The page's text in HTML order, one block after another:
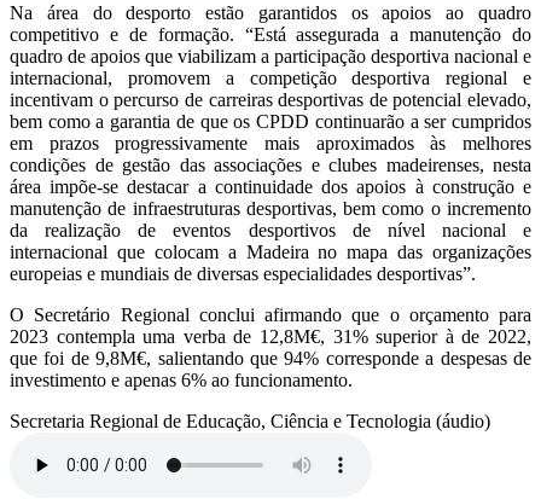
Na área do desporto estão garantidos os apoios ao quadro
competitivo e de formação. “Está assegurada a manutenção do
quadro de apoios que viabilizam a participação desportiva nacional e
internacional, promovem a competição desportiva regional e
incentivam o percurso de carreiras desportivas de potencial elevado,
bem como a garantia de que os CPDD continuarão a ser cumpridos
em prazos progressivamente mais aproximados às melhores
condições de gestão das associações e clubes madeirenses, nesta
área impõe-se destacar a continuidade dos apoios à construção e
manutenção de infraestruturas desportivas, bem como o incremento
da realização de eventos desportivos de nível nacional e
internacional que colocam a Madeira no mapa das organizações
europeias e mundiais de diversas especialidades desportivas”.
O Secretário Regional conclui afirmando que o orçamento para
2023 contempla uma verba de 12,8M€, 31% superior à de 2022,
que foi de 9,8M€, salientando que 94% corresponde a despesas de
investimento e apenas 6% ao funcionamento.
Secretaria Regional de Educação, Ciência e Tecnologia (áudio)